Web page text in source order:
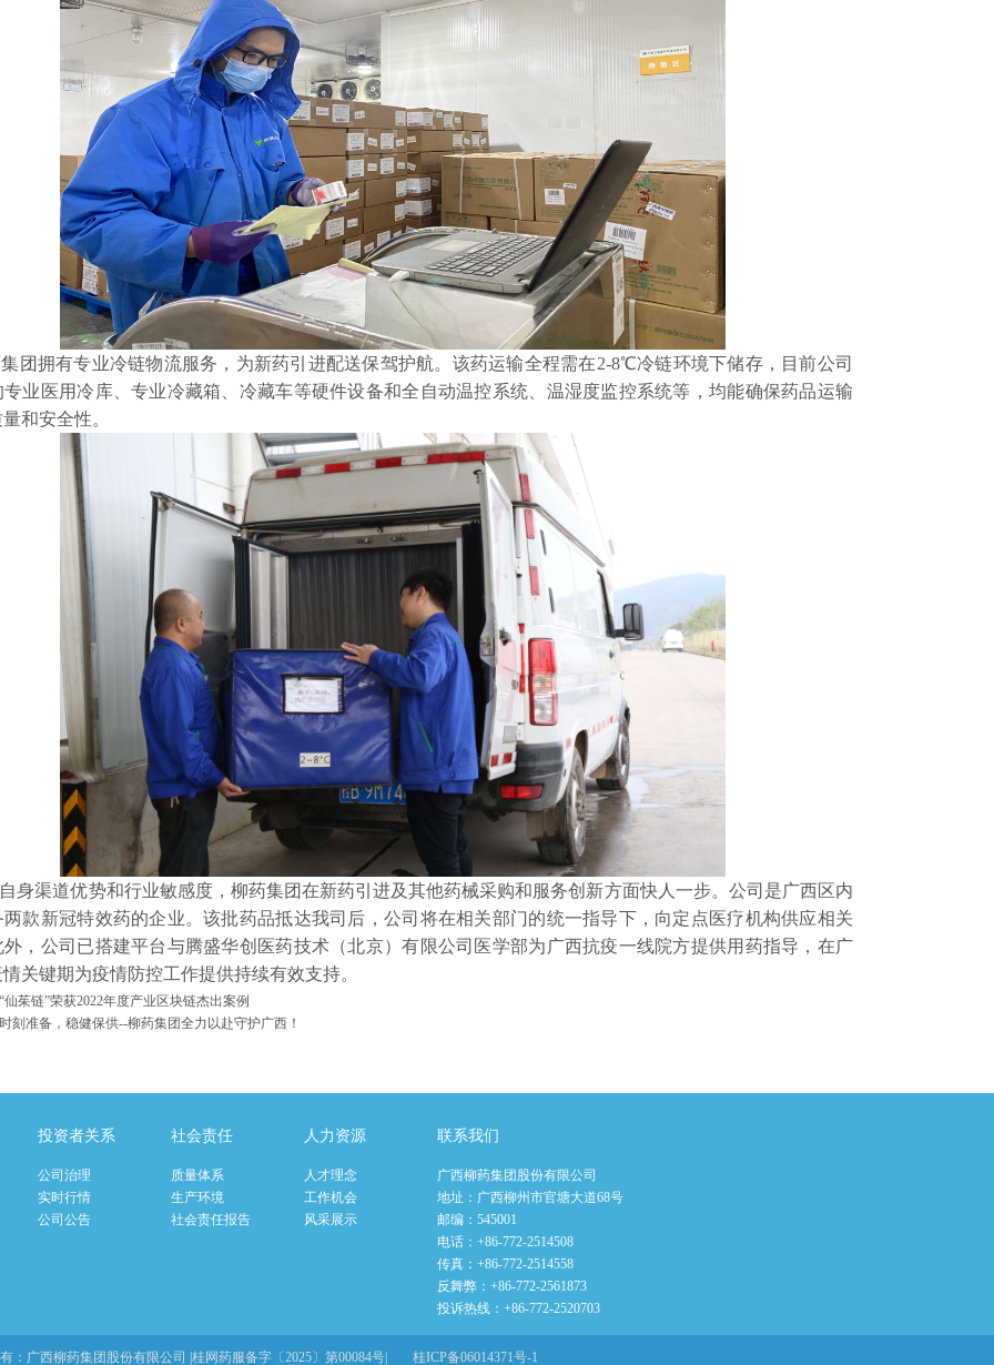
拥有专业冷链物流服务，为新药引进配送保驾护航。该药运输全程需在2-8℃冷链环境下储存，目前公司
专业医用冷库、专业冷藏箱、冷藏车等硬件设备和全自动温控系统、温湿度监控系统等，均能确保药品运输
和安全性。
渠道优势和行业敏感度，柳药集团在新药引进及其他药械采购和服务创新方面快人一步。公司是广西区内
款新冠特效药的企业。该批药品抵达我司后，公司将在相关部门的统一指导下，向定点医疗机构供应相关
外，公司已搭建平台与腾盛华创医药技术（北京）有限公司医学部为广西抗疫一线院方提供用药指导，在广
关键期为疫情防控工作提供持续有效支持。
“仙茱链”荣获2022年度产业区块链杰出案例
时刻准备，稳健保供--柳药集团全力以赴守护广西！
投资者关系
公司治理
实时行情
公司公告
社会责任
质量体系
生产环境
社会责任报告
人力资源
人才理念
工作机会
风采展示
联系我们
广西柳药集团股份有限公司
地址：广西柳州市官塘大道68号
邮编：545001
电话：+86-772-2514508
传真：+86-772-2514558
反舞弊：+86-772-2561873
投诉热线：+86-772-2520703
：广西柳药集团股份有限公司 |桂网药服备字〔2025〕第00084号| 桂ICP备06014371号-1